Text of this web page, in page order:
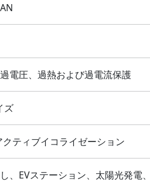
電圧、過熱および過電流保護
ズ
ティブイコライゼーション
、EVステーション、太陽光発